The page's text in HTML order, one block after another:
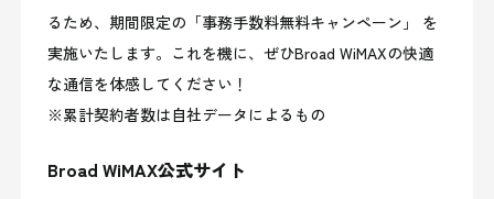
るため、期間限定の「事務手数料無料キャンペーン」 を
実施いたします。これを機に、ぜひBroad WiMAXの快適
な通信を体感してください！
※累計契約者数は自社データによるもの
Broad WiMAX公式サイト